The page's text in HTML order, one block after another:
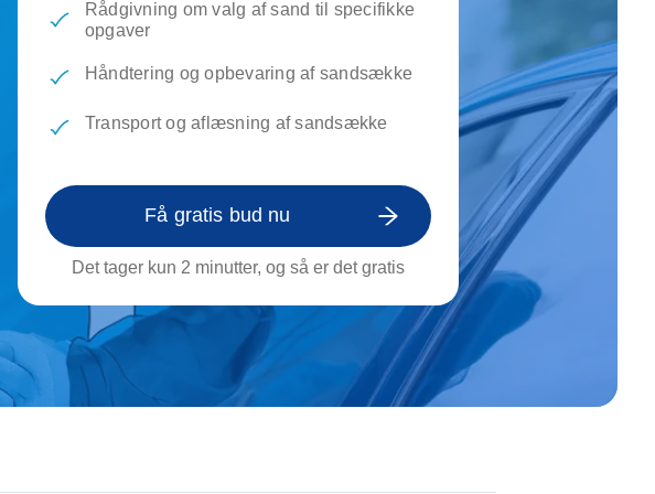
Reparation af tagrende
Transport af genstande
Udflytnings rengøring
Rådgivning om valg af sand til specifikke
opgaver
Håndtering og opbevaring af sandsække
Transport og aflæsning af sandsække
Få gratis bud nu
Det tager kun 2 minutter, og så er det gratis